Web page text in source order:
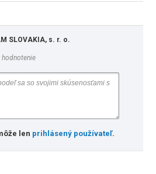
SLOVAKIA, s. r. o.
hodnotenie
len prihlásený používateľ.